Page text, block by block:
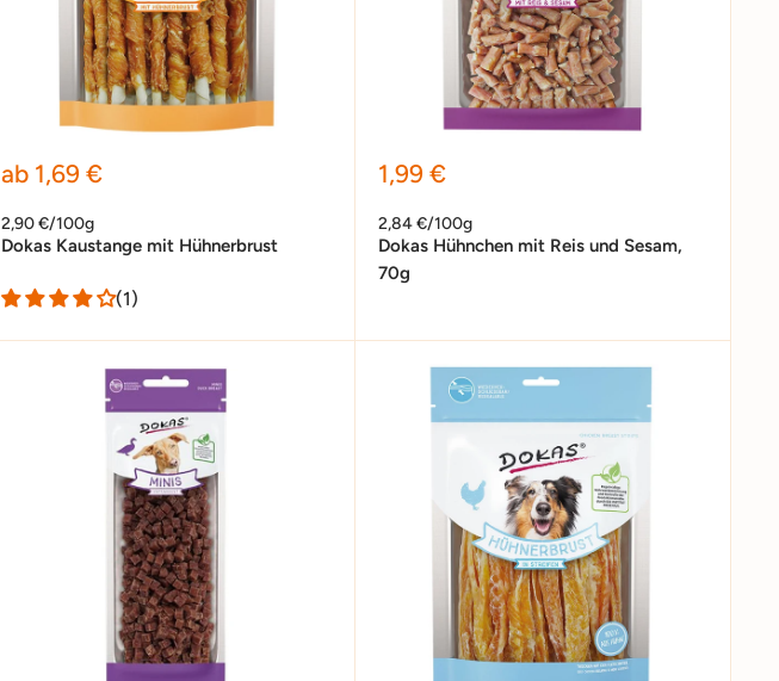
Sonderpreis
ab 1,69 €
2,90 €/100g
Dokas Kaustange mit Hühnerbrust
(1)
Sonderpreis
1,99 €
2,84 €/100g
Dokas Hühnchen mit Reis und Sesam,
70g